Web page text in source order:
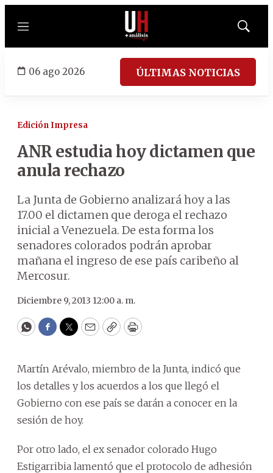
Menú
Mostrar
06 ago 2026 ÚLTIMAS NOTICIAS
Edición Impresa
ANR estudia hoy dictamen que
anula rechazo
La Junta de Gobierno analizará hoy a las
17.00 el dictamen que deroga el rechazo
inicial a Venezuela. De esta forma los
senadores colorados podrán aprobar
mañana el ingreso de ese país caribeño al
Mercosur.
Diciembre 9, 2013 12:00 a. m.
WhatsApp
Facebook
Twitter
EmailCopyPrint
Martín Arévalo, miembro de la Junta, indicó que
los detalles y los acuerdos a los que llegó el
Gobierno con ese país se darán a conocer en la
sesión de hoy.
Por otro lado, el ex senador colorado Hugo
Estigarribia lamentó que el protocolo de adhesión